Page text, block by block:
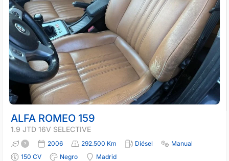
ALFA ROMEO 159
1.9 JTD 16V SELECTIVE
2006 292.500 Km Diésel
Manual
150 CV
Negro
Madrid